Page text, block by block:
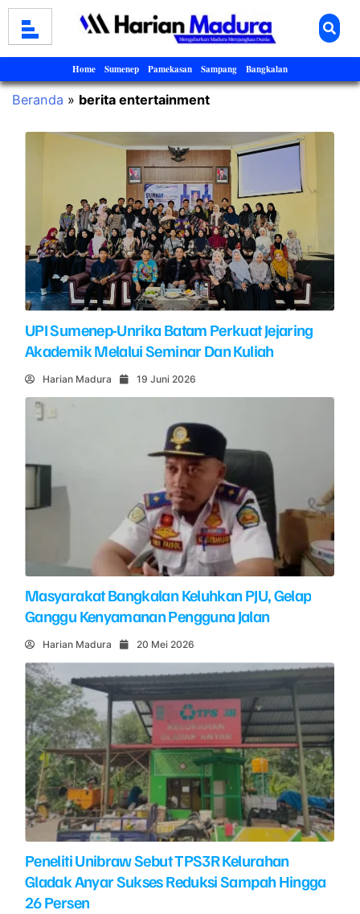
Home Sumenep Pamekasan Sampang Bangkalan
Beranda » berita entertainment
UPI Sumenep-Unrika Batam Perkuat Jejaring
Akademik Melalui Seminar Dan Kuliah
Harian Madura 19 Juni 2026
Masyarakat Bangkalan Keluhkan PJU, Gelap
Ganggu Kenyamanan Pengguna Jalan
Harian Madura 20 Mei 2026
Peneliti Unibraw Sebut TPS3R Kelurahan
Gladak Anyar Sukses Reduksi Sampah Hingga
26 Persen